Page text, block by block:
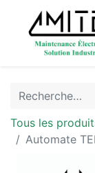
Tous les
Automate